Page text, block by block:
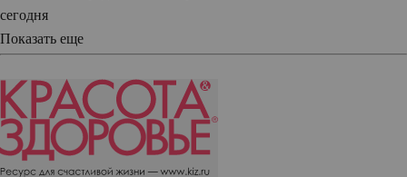
сегодня
Показать еще